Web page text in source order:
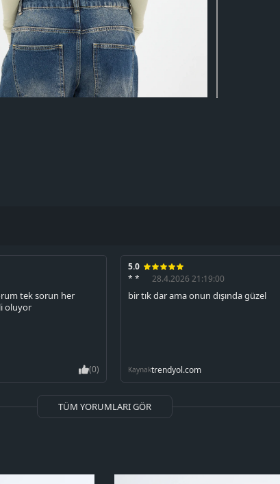
tek sorun her
oluyor
(0)
5.0
* *
28.4.2026 21:19:00
bir tık dar ama onun dışında güzel
Kaynaktrendyol.com
TÜM YORUMLARI GÖR